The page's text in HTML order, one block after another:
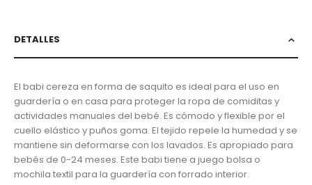
DETALLES
El babi cereza en forma de saquito es ideal para el uso en
guardería o en casa para proteger la ropa de comiditas y
actividades manuales del bebé. Es cómodo y flexible por el
cuello elástico y puños goma. El tejido repele la humedad y se
mantiene sin deformarse con los lavados. Es apropiado para
bebés de 0-24 meses. Este babi tiene a juego bolsa o
mochila textil para la guardería con forrado interior.